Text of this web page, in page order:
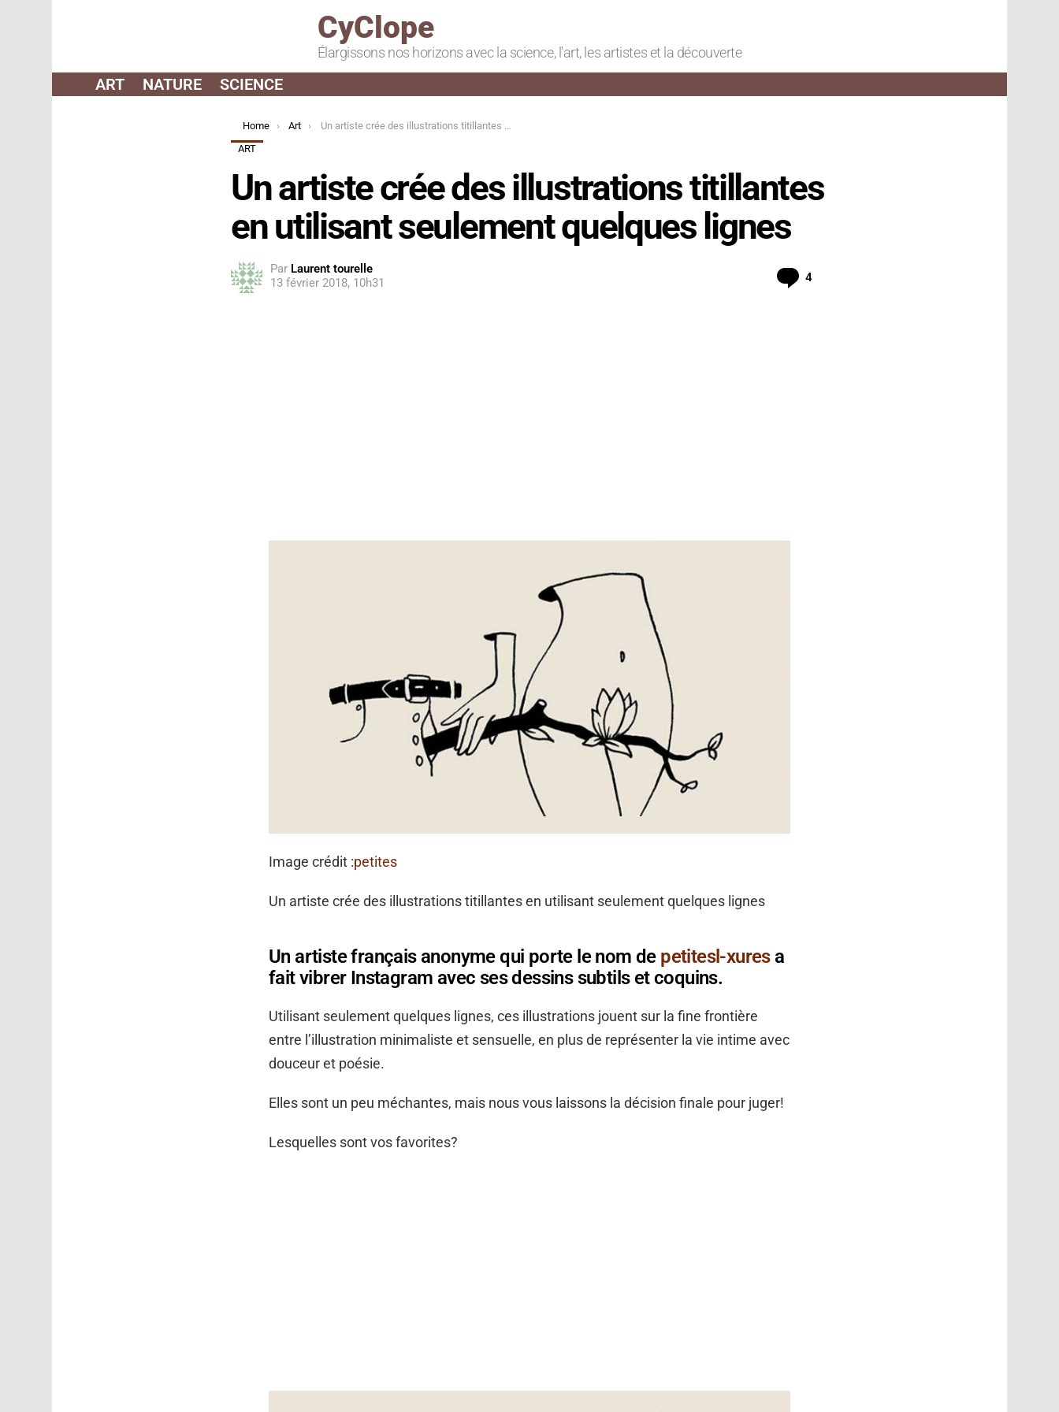
CyClope
Élargissons nos horizons avec la science, l'art, les artistes et la découverte
ART NATURE SCIENCE
You are here:
Home Art
Un artiste crée des illustrations titillantes en utilisant seulement quelques lignes
ART
Un artiste crée des illustrations titillantes
en utilisant seulement quelques lignes
Par Laurent tourelle
13 février 2018, 10h31
4
Image crédit :petites
Un artiste crée des illustrations titillantes en utilisant seulement quelques lignes
Un artiste français anonyme qui porte le nom de petitesl-xuresa
fait vibrer Instagram avec ses dessins subtils et coquins.
Utilisant seulement quelques lignes, ces illustrations jouent sur la fine frontière
entre l’illustration minimaliste et sensuelle, en plus de représenter la vie intime avec
douceur et poésie.
Elles sont un peu méchantes, mais nous vous laissons la décision finale pour juger!
Lesquelles sont vos favorites?